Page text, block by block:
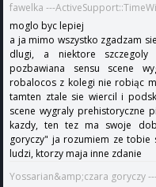
fawelka ---
moglo byc lepiej
a ja mimo wszystko zgadzam
dlugi, a niektore
pozbawiana sensu scene
robalocos z kolegi nie robiąc
tamten ztale sie wiercil i
scene wygraly prehistoryczne
kazdy, ten tez ma swoje
goryczy" ja rozumiem ze
ludzi, ktorzy maja inne zdanie
Yossarian&amp;czara goryczy